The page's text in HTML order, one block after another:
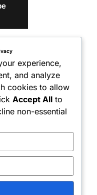
experience,
and analyze
cookies to allow
Accept All to
non-essential